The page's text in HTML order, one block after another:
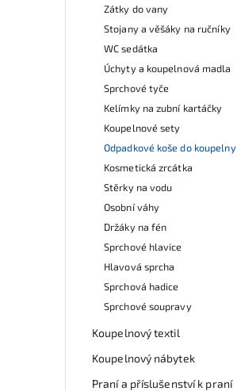
Zátky do vany
Stojany a věšáky na ručníky
WC sedátka
Úchyty a koupelnová madla
Sprchové tyče
Kelímky na zubní kartáčky
Koupelnové sety
Odpadkové koše do koupelny
Kosmetická zrcátka
Stěrky na vodu
Osobní váhy
Držáky na fén
Sprchové hlavice
Hlavová sprcha
Sprchová hadice
Sprchové soupravy
Koupelnový textil
Koupelnový nábytek
Praní a příslušenství k praní